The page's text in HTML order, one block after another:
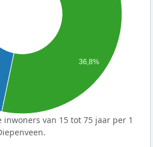
36,8%
van 15 tot 75 jaar per 1